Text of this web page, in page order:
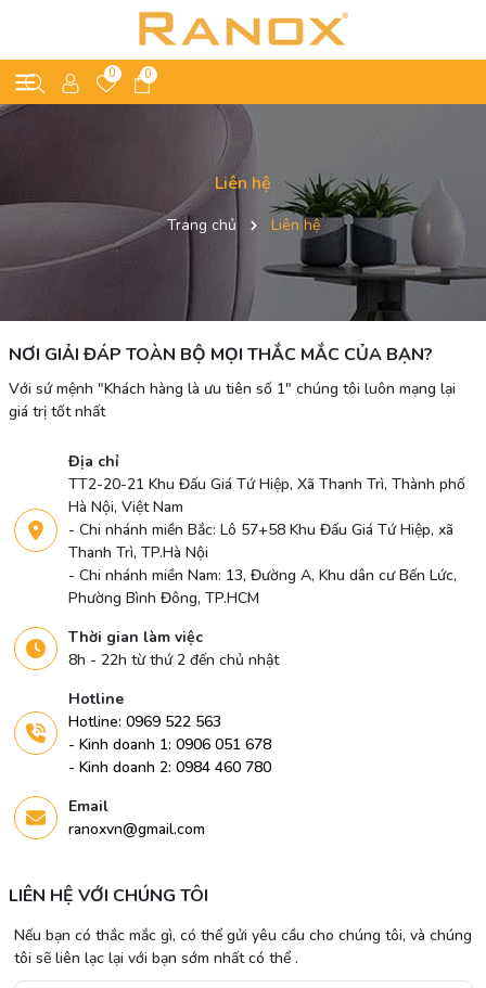
0 0
Liên hệ
Trang chủ Liên hệ
NƠI GIẢI ĐÁP TOÀN BỘ MỌI THẮC MẮC CỦA BẠN?
Với sứ mệnh "Khách hàng là ưu tiên số 1" chúng tôi luôn mạng lại
giá trị tốt nhất
Địa chỉ
TT2-20-21 Khu Đấu Giá Tứ Hiệp, Xã Thanh Trì, Thành phố
Hà Nội, Việt Nam
- Chi nhánh miền Bắc: Lô 57+58 Khu Đấu Giá Tứ Hiệp, xã
Thanh Trì, TP.Hà Nội
- Chi nhánh miền Nam: 13, Đường A, Khu dân cư Bến Lức,
Phường Bình Đông, TP.HCM
Thời gian làm việc
8h - 22h từ thứ 2 đến chủ nhật
Hotline
Hotline: 0969 522 563
- Kinh doanh 1: 0906 051 678
- Kinh doanh 2: 0984 460 780
Email
ranoxvn@gmail.com
LIÊN HỆ VỚI CHÚNG TÔI
Nếu bạn có thắc mắc gì, có thể gửi yêu cầu cho chúng tôi, và chúng
tôi sẽ liên lạc lại với bạn sớm nhất có thể .